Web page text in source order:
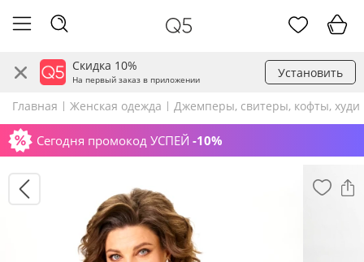
Скидка 10%
На первый заказ в приложении Установить
Главная Женская одежда Джемперы, свитеры, кофты, худи
Сегодня промокод УСПЕЙ -10%